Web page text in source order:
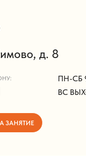
д. 8
ПН-СБ
ВС
ЗАНЯТИЕ